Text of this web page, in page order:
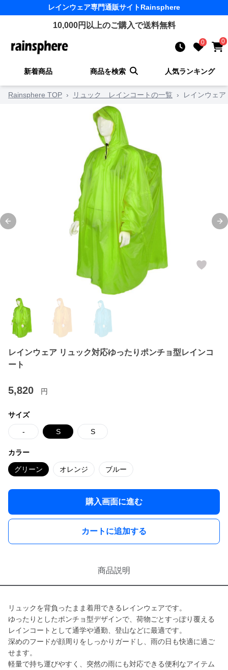
レインウェア専門通販サイトRainsphere
10,000円以上のご購入で送料無料
0 0
新着商品 商品を検索 人気ランキング
Rainsphere TOP › リュック レインコートの一覧 › レインウェ
Previous slide
レインウェア リュック対応ゆったりポンチョ型レインコ
ート
5,820 円
サイズ
- S S
カラー
グリーン オレンジ ブルー
購入画面に進む
カートに追加する
商品説明
リュックを背負ったまま着用できるレインウェアです。
ゆったりとしたポンチョ型デザインで、荷物ごとすっぽり覆える
レインコートとして通学や通勤、登山などに最適です。
深めのフードが顔周りをしっかりガードし、雨の日も快適に過ご
せます。
軽量で持ち運びやすく、突然の雨にも対応できる便利なアイテム